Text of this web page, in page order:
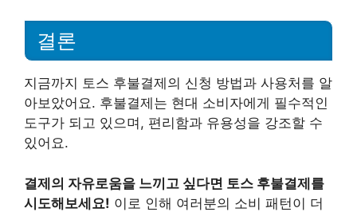
결론
지금까지 토스 후불결제의 신청 방법과 사용처를 알
아보았어요. 후불결제는 현대 소비자에게 필수적인
도구가 되고 있으며, 편리함과 유용성을 강조할 수
있어요.
결제의 자유로움을 느끼고 싶다면 토스 후불결제를
시도해보세요! 이로 인해 여러분의 소비 패턴이 더